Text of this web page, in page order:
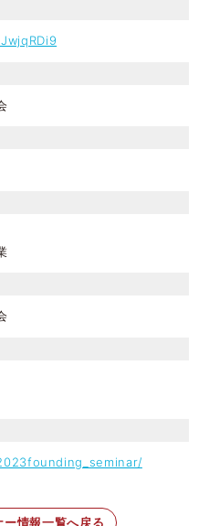
ー情報一覧へ戻る